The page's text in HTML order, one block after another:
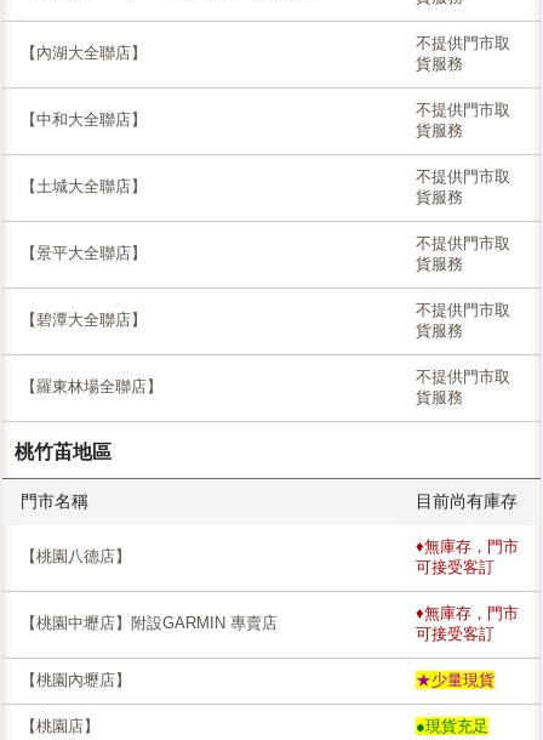
【內湖大全聯店】
不提供門市取
貨服務
【中和大全聯店】
不提供門市取
貨服務
【土城大全聯店】
不提供門市取
貨服務
【景平大全聯店】
不提供門市取
貨服務
【碧潭大全聯店】
不提供門市取
貨服務
【羅東林場全聯店】
不提供門市取
貨服務
桃竹苖地區
門市名稱 目前尚有庫存
【桃園八德店】
♦無庫存，門市
可接受客訂
【桃園中壢店】附設GARMIN 專賣店
♦無庫存，門市
可接受客訂
【桃園內壢店】 ★少量現貨
【桃園店】 ●現貨充足